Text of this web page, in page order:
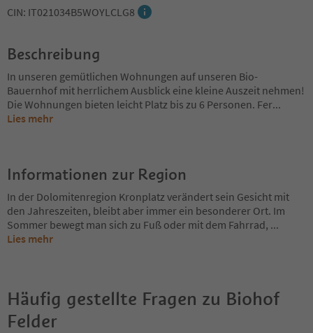
CIN: IT021034B5WOYLCLG8
Beschreibung
In unseren gemütlichen Wohnungen auf unseren Bio-
Bauernhof mit herrlichem Ausblick eine kleine Auszeit nehmen!
Die Wohnungen bieten leicht Platz bis zu 6 Personen. Fer...
Lies mehr
Informationen zur Region
In der Dolomitenregion Kronplatz verändert sein Gesicht mit
den Jahreszeiten, bleibt aber immer ein besonderer Ort. Im
Sommer bewegt man sich zu Fuß oder mit dem Fahrrad, ...
Lies mehr
Häufig gestellte Fragen zu Biohof
Felder